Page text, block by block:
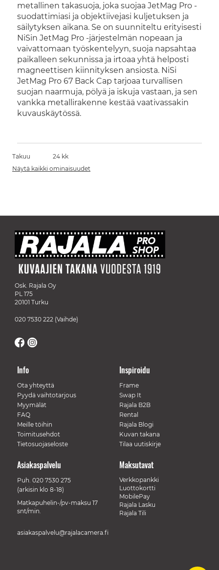
metallinen takasuoja, joka suojaa JetMag Pro -
suodattimiasi ja objektiivejasi kuljetuksen ja
säilytyksen aikana. Se on suunniteltu erityisesti
NiSin JetMag Pro -järjestelmän nopeaan ja
vaivattomaan työskentelyyn, suoja napsahtaa
paikalleen sekunnissa ja irtoaa yhtä helposti
magneettisen kiinnityksen ansiosta. NiSi
JetMag Pro 67 Back Cap tarjoaa turvallisen
suojan naarmuja, pölyä ja iskuja vastaan, ja sen
vankka metallirakenne kestää vaativassakin
kuvauskäytössä.
Takuu
24 kk
Näytä kaikki ominaisuudet
Osk. Rajala Oy
PL 175
20101 Turku
020 7530 222 (Vaihde)
Info
Ota yhteyttä
Pyydä vaihtotarjous
Myymälät
FAQ
Meille töihin
Toimitusehdot
Tietosuojaseloste
Inspiroidu
Frame
Swap It
Rajala B2B
Rental
Rajala Blogi
Kuvan takana
Tilaa uutiskirje
Maksutavat
Verkkopankki
Luottokortti
MobilePay
Rajala Lasku
Rajala Tili
Asiakaspalvelu
Puh. 020 7530 275
(arkisin klo 8-18)
Matkapuhelin-/pv-maksu 17
snt/min.
asiakaspalvelu@rajalacamera.fi